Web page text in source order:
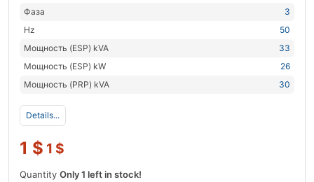
Фаза
3
Hz
50
Мощность (ESP) kVA
33
Мощность (ESP) kW
26
Мощность (PRP) kVA
30
Details...
1 $ 1 $
Quantity Only 1 left in stock!